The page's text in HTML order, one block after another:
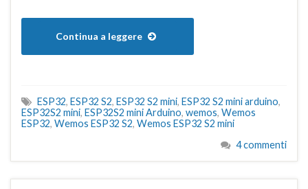
Continua a leggere
ESP32, ESP32 S2, ESP32 S2 mini, ESP32 S2 mini arduino,
ESP32S2 mini, ESP32S2 mini Arduino, wemos, Wemos
ESP32, Wemos ESP32 S2, Wemos ESP32 S2 mini
4 commenti